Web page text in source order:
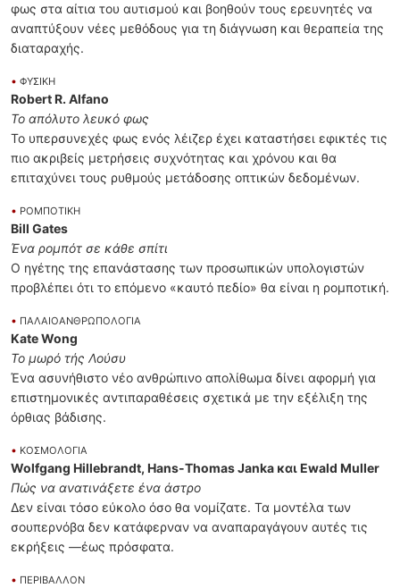
φως στα αίτια του αυτισμού και βοηθούν τους ερευνητές να
αναπτύξουν νέες μεθόδους για τη διάγνωση και θεραπεία της
διαταραχής.
• ΦΥΣΙΚΗ
Robert R. Alfano
Το απόλυτο λευκό φως
Το υπερσυνεχές φως ενός λέιζερ έχει καταστήσει εφικτές τις
πιο ακριβείς μετρήσεις συχνότητας και χρόνου και θα
επιταχύνει τους ρυθμούς μετάδοσης οπτικών δεδομένων.
• ΡΟΜΠΟΤΙΚΗ
Bill Gates
Ένα ρομπότ σε κάθε σπίτι
Ο ηγέτης της επανάστασης των προσωπικών υπολογιστών
προβλέπει ότι το επόμενο «καυτό πεδίο» θα είναι η ρομποτική.
• ΠΑΛΑΙΟΑΝΘΡΩΠΟΛΟΓΙΑ
Kate Wong
Το μωρό τής Λούσυ
Ένα ασυνήθιστο νέο ανθρώπινο απολίθωμα δίνει αφορμή για
επιστημονικές αντιπαραθέσεις σχετικά με την εξέλιξη της
όρθιας βάδισης.
• ΚΟΣΜΟΛΟΓΙΑ
Wolfgang Hillebrandt, Hans-Thomas Janka και Ewald Muller
Πώς να ανατινάξετε ένα άστρο
Δεν είναι τόσο εύκολο όσο θα νομίζατε. Τα μοντέλα των
σουπερνόβα δεν κατάφερναν να αναπαραγάγουν αυτές τις
εκρήξεις —έως πρόσφατα.
• ΠΕΡΙΒΑΛΛΟΝ